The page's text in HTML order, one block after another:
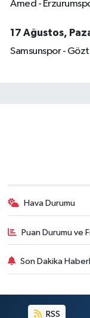
Amed -
17 Ağustos,
Samsunspor -
Hava Durumu
Puan Durumu ve
Son Dakika
RSS